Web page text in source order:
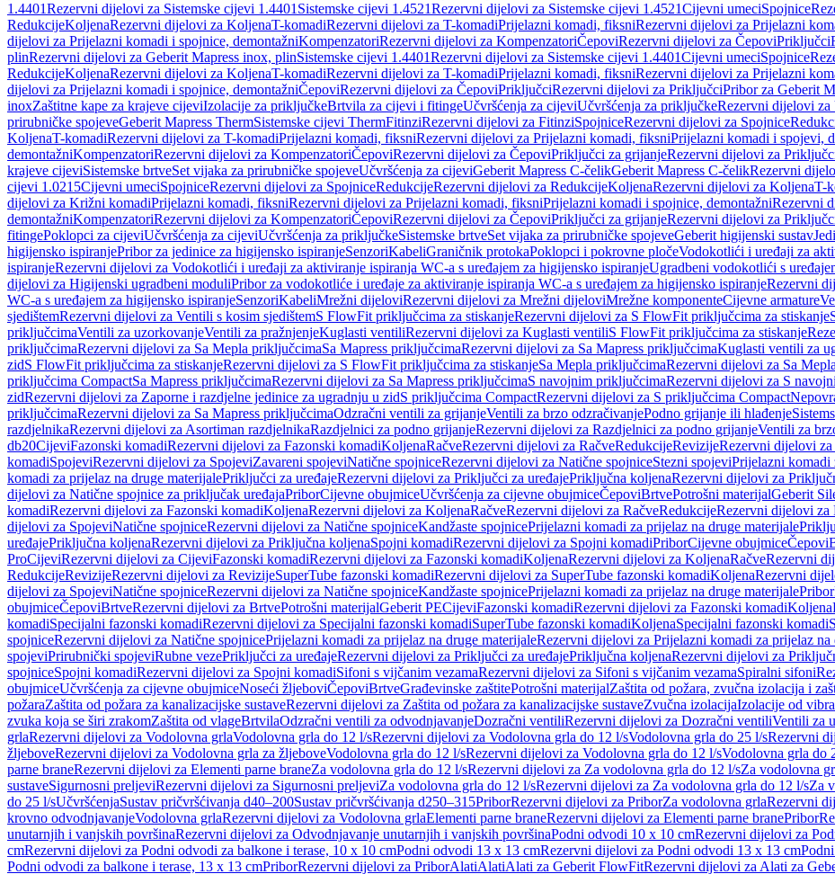
1.4401Rezervni dijelovi za Sistemske cijevi 1.4401 Sistemske cijevi 1.4521Rezervni dijelovi za Sistemske cijevi 1.4521Cijevni umeciSpojnice
RedukcijeKoljenaRezervni dijelovi za KoljenaT-komadiRezervni dijelovi za T-komadiPrijelazni komadi, fiksniRezervni dijelovi za Prijelazni
dijelovi za Prijelazni komadi i spojnice, demontažniKompenzatoriRezervni dijelovi za KompenzatoriČepoviRezervni dijelovi za ČepoviPriključci
plinRezervni dijelovi za Geberit Mapress inox, plinSistemske cijevi 1.4401Rezervni dijelovi za Sistemske cijevi 1.4401Cijevni umeciSpojnice
RedukcijeKoljenaRezervni dijelovi za KoljenaT-komadiRezervni dijelovi za T-komadiPrijelazni komadi, fiksniRezervni dijelovi za Prijelazni
dijelovi za Prijelazni komadi i spojnice, demontažniČepoviRezervni dijelovi za ČepoviPriključciRezervni dijelovi za PriključciPribor za Geberit
inoxZaštitne kape za krajeve cijeviIzolacije za priključkeBrtvila za cijevi i fitingeUčvršćenja za cijeviUčvršćenja za priključkeRezervni dijelovi
prirubničke spojeveGeberit Mapress ThermSistemske cijevi ThermFitinziRezervni dijelovi za FitinziSpojniceRezervni dijelovi za Spojnice
KoljenaT-komadiRezervni dijelovi za T-komadiPrijelazni komadi, fiksniRezervni dijelovi za Prijelazni komadi, fiksniPrijelazni komadi i spojevi,
demontažniKompenzatoriRezervni dijelovi za KompenzatoriČepoviRezervni dijelovi za ČepoviPriključci za grijanjeRezervni dijelovi za
krajeve cijeviSistemske brtveSet vijaka za prirubničke spojeveUčvršćenja za cijeviGeberit Mapress C-čelikGeberit Mapress C-čelikRezervni
cijevi 1.0215Cijevni umeciSpojniceRezervni dijelovi za SpojniceRedukcijeRezervni dijelovi za RedukcijeKoljenaRezervni dijelovi za KoljenaT-
dijelovi za Križni komadiPrijelazni komadi, fiksniRezervni dijelovi za Prijelazni komadi, fiksniPrijelazni komadi i spojnice, demontažniRezervni
demontažniKompenzatoriRezervni dijelovi za KompenzatoriČepoviRezervni dijelovi za ČepoviPriključci za grijanjeRezervni dijelovi za
fitingePoklopci za cijeviUčvršćenja za cijeviUčvršćenja za priključkeSistemske brtveSet vijaka za prirubničke spojeveGeberit higijenski sustav
higijensko ispiranjePribor za jedinice za higijensko ispiranjeSenzoriKabeliGraničnik protokaPoklopci i pokrovne pločeVodokotlići i uređaji za
ispiranjeRezervni dijelovi za Vodokotlići i uređaji za aktiviranje ispiranja WC-a s uređajem za higijensko ispiranjeUgradbeni vodokotlići s
dijelovi za Higijenski ugradbeni moduliPribor za vodokotliće i uređaje za aktiviranje ispiranja WC-a s uređajem za higijensko ispiranjeRezervni
WC-a s uređajem za higijensko ispiranjeSenzoriKabeliMrežni dijeloviRezervni dijelovi za Mrežni dijeloviMrežne komponenteCijevne armature
sjedištemRezervni dijelovi za Ventili s kosim sjedištemS FlowFit priključcima za stiskanjeRezervni dijelovi za S FlowFit priključcima za stiskanje
priključcimaVentili za uzorkovanjeVentili za pražnjenjeKuglasti ventiliRezervni dijelovi za Kuglasti ventiliS FlowFit priključcima za stiskanje
priključcimaRezervni dijelovi za Sa Mepla priključcimaSa Mapress priključcimaRezervni dijelovi za Sa Mapress priključcimaKuglasti ventili za
zidS FlowFit priključcima za stiskanjeRezervni dijelovi za S FlowFit priključcima za stiskanjeSa Mepla priključcimaRezervni dijelovi za Sa
priključcima CompactSa Mapress priključcimaRezervni dijelovi za Sa Mapress priključcimaS navojnim priključcimaRezervni dijelovi za S
zidRezervni dijelovi za Zaporne i razdjelne jedinice za ugradnju u zidS priključcima CompactRezervni dijelovi za S priključcima Compact
priključcimaRezervni dijelovi za Sa Mapress priključcimaOdzračni ventili za grijanjeVentili za brzo odzračivanjePodno grijanje ili hlađenje
razdjelnikaRezervni dijelovi za Asortiman razdjelnikaRazdjelnici za podno grijanjeRezervni dijelovi za Razdjelnici za podno grijanjeVentili za
db20CijeviFazonski komadiRezervni dijelovi za Fazonski komadiKoljenaRačveRezervni dijelovi za RačveRedukcijeRevizijeRezervni dijelovi
komadiSpojeviRezervni dijelovi za SpojeviZavareni spojeviNatične spojniceRezervni dijelovi za Natične spojniceStezni spojeviPrijelazni komadi
komadi za prijelaz na druge materijalePriključci za uređajeRezervni dijelovi za Priključci za uređajePriključna koljenaRezervni dijelovi za
dijelovi za Natične spojnice za priključak uređajaPriborCijevne obujmiceUčvršćenja za cijevne obujmiceČepoviBrtvePotrošni materijalGeberit
komadiRezervni dijelovi za Fazonski komadiKoljenaRezervni dijelovi za KoljenaRačveRezervni dijelovi za RačveRedukcijeRezervni dijelovi za
dijelovi za SpojeviNatične spojniceRezervni dijelovi za Natične spojniceKandžaste spojnicePrijelazni komadi za prijelaz na druge materijale
uređajePriključna koljenaRezervni dijelovi za Priključna koljenaSpojni komadiRezervni dijelovi za Spojni komadiPriborCijevne obujmiceČepovi
ProCijeviRezervni dijelovi za CijeviFazonski komadiRezervni dijelovi za Fazonski komadiKoljenaRezervni dijelovi za KoljenaRačveRezervni
RedukcijeRevizijeRezervni dijelovi za RevizijeSuperTube fazonski komadiRezervni dijelovi za SuperTube fazonski komadiKoljenaRezervni
dijelovi za SpojeviNatične spojniceRezervni dijelovi za Natične spojniceKandžaste spojnicePrijelazni komadi za prijelaz na druge materijalePribor
obujmiceČepoviBrtveRezervni dijelovi za BrtvePotrošni materijalGeberit PECijeviFazonski komadiRezervni dijelovi za Fazonski komadiKoljena
komadiSpecijalni fazonski komadiRezervni dijelovi za Specijalni fazonski komadiSuperTube fazonski komadiKoljenaSpecijalni fazonski komadi
spojniceRezervni dijelovi za Natične spojnicePrijelazni komadi za prijelaz na druge materijaleRezervni dijelovi za Prijelazni komadi za prijelaz na
spojeviPrirubnički spojeviRubne vezePriključci za uređajeRezervni dijelovi za Priključci za uređajePriključna koljenaRezervni dijelovi za
spojniceSpojni komadiRezervni dijelovi za Spojni komadiSifoni s vijčanim vezamaRezervni dijelovi za Sifoni s vijčanim vezamaSpiralni sifoni
obujmiceUčvršćenja za cijevne obujmiceNoseći žljeboviČepoviBrtveGrađevinske zaštitePotrošni materijalZaštita od požara, zvučna izolacija i
požaraZaštita od požara za kanalizacijske sustaveRezervni dijelovi za Zaštita od požara za kanalizacijske sustaveZvučna izolacijaIzolacije od
zvuka koja se širi zrakomZaštita od vlageBrtvilaOdzračni ventili za odvodnjavanjeDozračni ventiliRezervni dijelovi za Dozračni ventiliVentili za
grlaRezervni dijelovi za Vodolovna grlaVodolovna grla do 12 l/sRezervni dijelovi za Vodolovna grla do 12 l/sVodolovna grla do 25 l/sRezervni
žljeboveRezervni dijelovi za Vodolovna grla za žljeboveVodolovna grla do 12 l/sRezervni dijelovi za Vodolovna grla do 12 l/sVodolovna grla do
parne braneRezervni dijelovi za Elementi parne braneZa vodolovna grla do 12 l/sRezervni dijelovi za Za vodolovna grla do 12 l/sZa vodolovna
sustaveSigurnosni preljeviRezervni dijelovi za Sigurnosni preljeviZa vodolovna grla do 12 l/sRezervni dijelovi za Za vodolovna grla do 12 l/sZa
do 25 l/sUčvršćenjaSustav pričvršćivanja d40–200Sustav pričvršćivanja d250–315PriborRezervni dijelovi za PriborZa vodolovna grlaRezervni
krovno odvodnjavanjeVodolovna grlaRezervni dijelovi za Vodolovna grlaElementi parne braneRezervni dijelovi za Elementi parne branePribor
unutarnjih i vanjskih površinaRezervni dijelovi za Odvodnjavanje unutarnjih i vanjskih površinaPodni odvodi 10 x 10 cmRezervni dijelovi za
cmRezervni dijelovi za Podni odvodi za balkone i terase, 10 x 10 cmPodni odvodi 13 x 13 cmRezervni dijelovi za Podni odvodi 13 x 13 cm
Podni odvodi za balkone i terase, 13 x 13 cmPriborRezervni dijelovi za PriborAlatiAlatiAlati za Geberit FlowFitRezervni dijelovi za Alati za